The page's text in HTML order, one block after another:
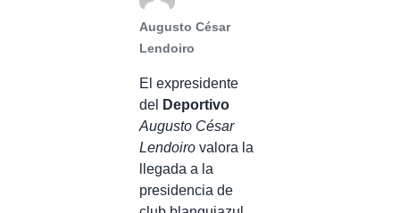
Augusto César
Lendoiro
El expresidente
del
Deportivo
Augusto César
Lendoiro valora la
llegada a la
presidencia de